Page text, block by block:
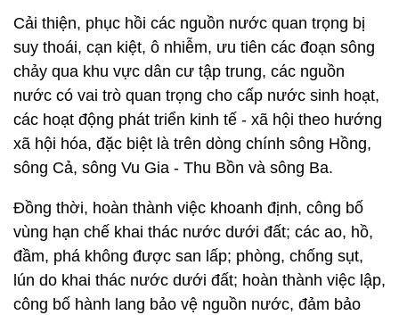
Cải thiện, phục hồi các nguồn nước quan trọng bị
suy thoái, cạn kiệt, ô nhiễm, ưu tiên các đoạn sông
chảy qua khu vực dân cư tập trung, các nguồn
nước có vai trò quan trọng cho cấp nước sinh hoạt,
các hoạt động phát triển kinh tế - xã hội theo hướng
xã hội hóa, đặc biệt là trên dòng chính sông Hồng,
sông Cả, sông Vu Gia - Thu Bồn và sông Ba.
Đồng thời, hoàn thành việc khoanh định, công bố
vùng hạn chế khai thác nước dưới đất; các ao, hồ,
đầm, phá không được san lấp; phòng, chống sụt,
lún do khai thác nước dưới đất; hoàn thành việc lập,
công bố hành lang bảo vệ nguồn nước, đảm bảo